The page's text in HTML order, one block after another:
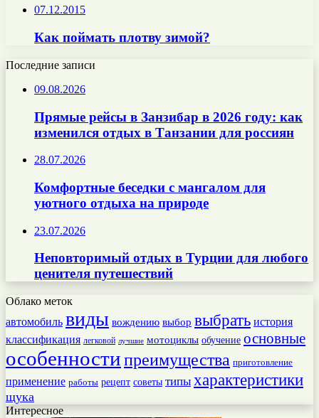
07.12.2015
Как поймать плотву зимой?
Последние записи
09.08.2026
Прямые рейсы в Занзибар в 2026 году: как
изменился отдых в Танзании для россиян
28.07.2026
Комфортные беседки с мангалом для
уютного отдыха на природе
23.07.2026
Неповторимый отдых в Турции для любого
ценителя путешествий
Облако меток
автомобиль виды вождению выбор выбрать история
классификация легковой лучшие мотоциклы обучение основные
особенностипреимущества приготовление
применение работы рецепт советы типы характеристики
щука
Интересное